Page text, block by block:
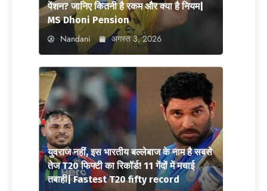
पेंशन? जानिए कितनी है रकम और क्या है नियम|
MS Dhoni Pension
Nandani अगस्त 3, 2026
युवराज नहीं, इस भारतीय बल्लेबाज के नाम है सबसे
तेज T20 फिफ्टी का रिकॉर्ड! 11 गेंदों में मचाई
तबाही| Fastest T20 fifty record